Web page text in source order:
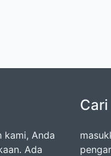
kami, Anda
Ada
Cari